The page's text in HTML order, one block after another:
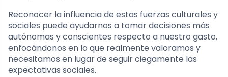
Reconocer la influencia de estas fuerzas culturales y
sociales puede ayudarnos a tomar decisiones más
autónomas y conscientes respecto a nuestro gasto,
enfocándonos en lo que realmente valoramos y
necesitamos en lugar de seguir ciegamente las
expectativas sociales.